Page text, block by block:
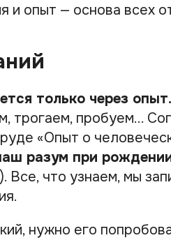
и опыт — основа всех
только через опыт.
трогаем, пробуем...
«Опыт о
разум при
Все, что узнаем, мы
нужно его